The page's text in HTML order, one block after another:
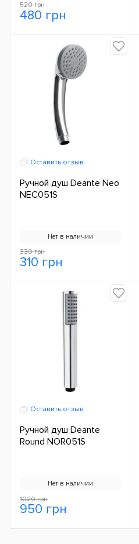
520 грн
480 грн
Оставить отзыв
Ручной душ Deante Neo
NEC051S
Нет в наличии
330 грн
310 грн
Оставить отзыв
Ручной душ Deante
Round NOR051S
Нет в наличии
1020 грн
950 грн